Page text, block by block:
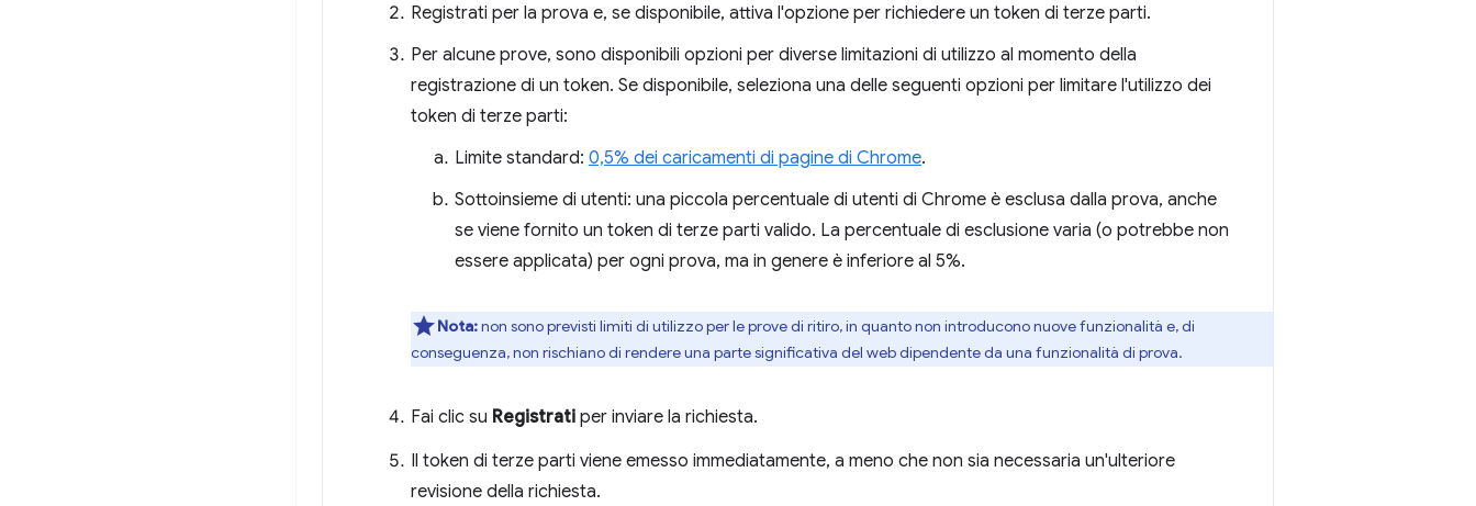
Registrati per la prova e, se disponibile, attiva l'opzione per richiedere un token di terze parti.
Per alcune prove, sono disponibili opzioni per diverse limitazioni di utilizzo al momento della
registrazione di un token. Se disponibile, seleziona una delle seguenti opzioni per limitare l'utilizzo dei
token di terze parti:
Limite standard: 0,5% dei caricamenti di pagine di Chrome.
Sottoinsieme di utenti: una piccola percentuale di utenti di Chrome è esclusa dalla prova, anche
se viene fornito un token di terze parti valido. La percentuale di esclusione varia (o potrebbe non
essere applicata) per ogni prova, ma in genere è inferiore al 5%.
Nota:non sono previsti limiti di utilizzo per le prove di ritiro, in quanto non introducono nuove funzionalità e, di
conseguenza, non rischiano di rendere una parte significativa del web dipendente da una funzionalità di prova.
Fai clic su Registrati per inviare la richiesta.
Il token di terze parti viene emesso immediatamente, a meno che non sia necessaria un'ulteriore
revisione della richiesta.